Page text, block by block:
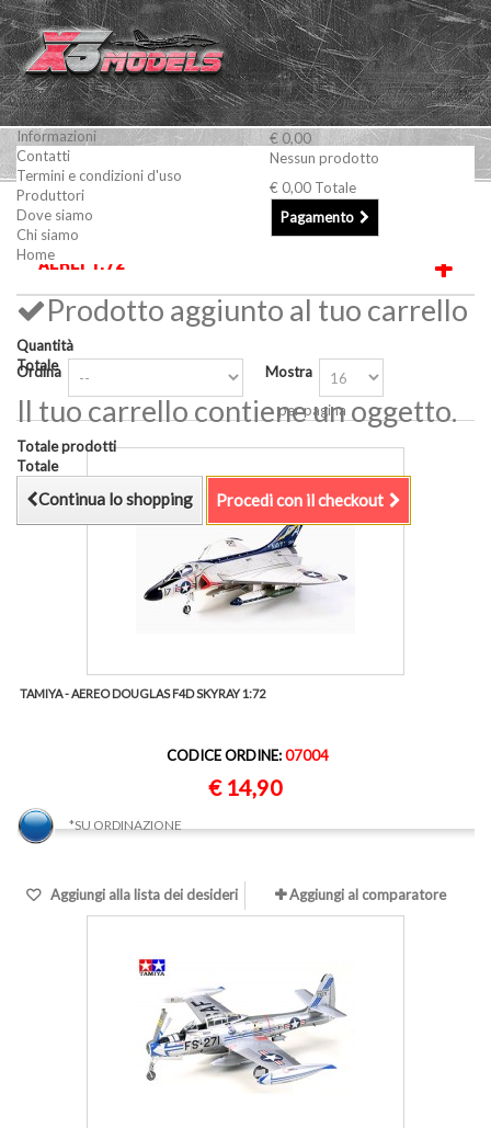
Informazioni
Contatti
Termini e condizioni d'uso
Produttori
Dove siamo
Chi siamo
Home
€ 0,00
Nessun prodotto
€ 0,00 Totale
Pagamento
Prodotto aggiunto al tuo carrello
Quantità
Totale
Il tuo carrello contiene un oggetto.
Totale prodotti
Totale
Continua lo shopping Procedi con il checkout
Aerei 1:72
AEREI 1:72
Ordina Mostra
per pagina
TAMIYA - AEREO DOUGLAS F4D SKYRAY 1:72
CODICE ORDINE:07004
€ 14,90
*SU ORDINAZIONE
Aggiungi alla lista dei desideri Aggiungi al comparatore